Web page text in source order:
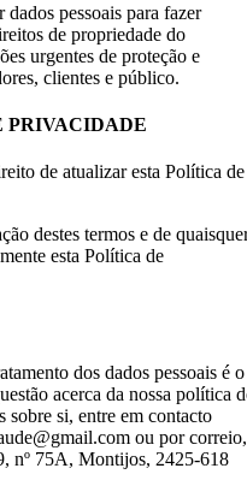
pessoais para fazer
de propriedade do
urgentes de proteção e
clientes e público.
PRIVACIDADE
de atualizar esta Política de
destes termos e de
esta Política de
dos dados pessoais é o
acerca da nossa política
sobre si, entre em contacto
ou por correio,
nº 75A, Montijos, 2425-618